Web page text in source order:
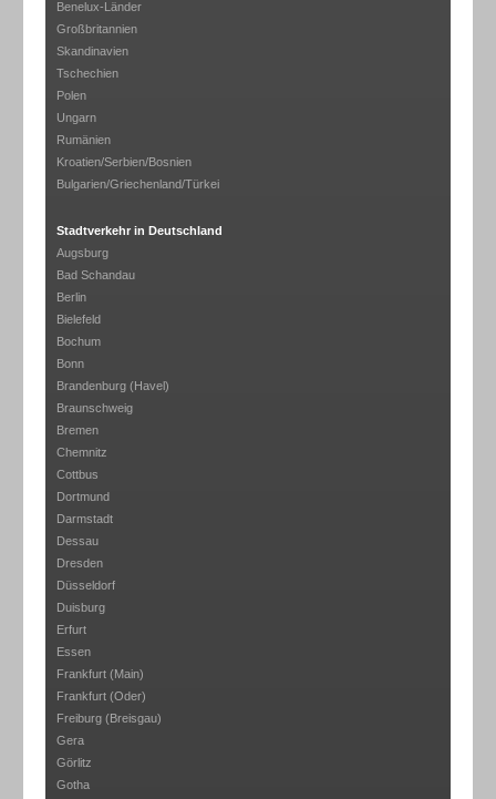
Benelux-Länder
Großbritannien
Skandinavien
Tschechien
Polen
Ungarn
Rumänien
Kroatien/Serbien/Bosnien
Bulgarien/Griechenland/Türkei
Stadtverkehr in Deutschland
Augsburg
Bad Schandau
Berlin
Bielefeld
Bochum
Bonn
Brandenburg (Havel)
Braunschweig
Bremen
Chemnitz
Cottbus
Dortmund
Darmstadt
Dessau
Dresden
Düsseldorf
Duisburg
Erfurt
Essen
Frankfurt (Main)
Frankfurt (Oder)
Freiburg (Breisgau)
Gera
Görlitz
Gotha